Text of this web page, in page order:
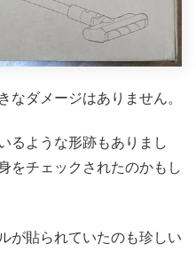
なダメージはありません。
るような形跡もありまし
をチェックされたのかもし
が貼られていたのも珍しい